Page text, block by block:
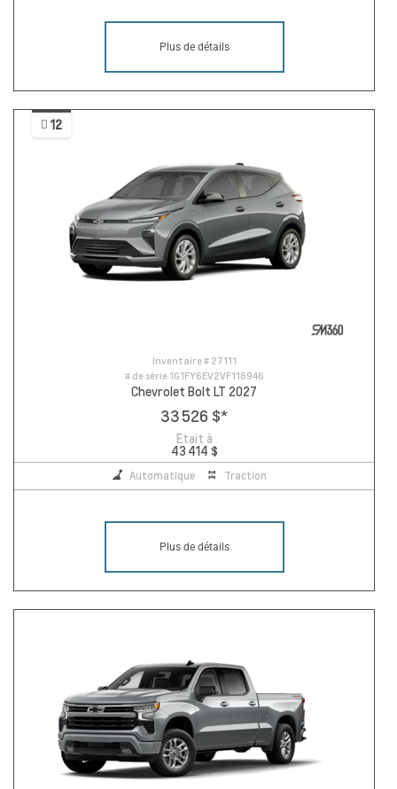
Plus de détails
12
Inventaire # 27111
# de série 1G1FY6EV2VF118946
Chevrolet Bolt LT 2027
33 526 $*
Etait à
43 414 $
Automatique Traction
Plus de détails